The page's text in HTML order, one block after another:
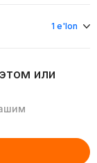
1 e'lon
или